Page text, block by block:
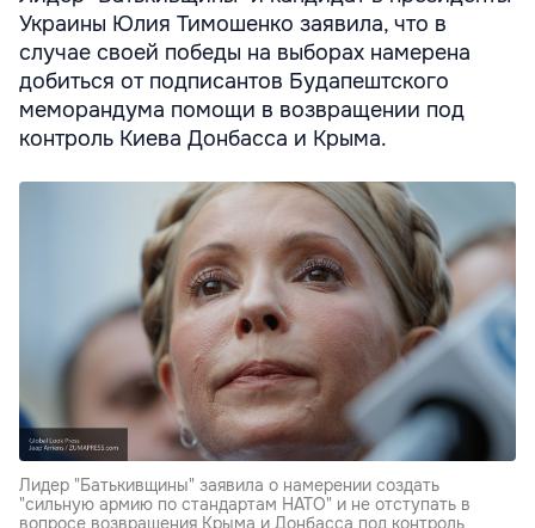
Украины Юлия Тимошенко заявила, что в
случае своей победы на выборах намерена
добиться от подписантов Будапештского
меморандума помощи в возвращении под
контроль Киева Донбасса и Крыма.
Лидер "Батькивщины" заявила о намерении создать
"сильную армию по стандартам НАТО" и не отступать в
вопросе возвращения Крыма и Донбасса под контроль